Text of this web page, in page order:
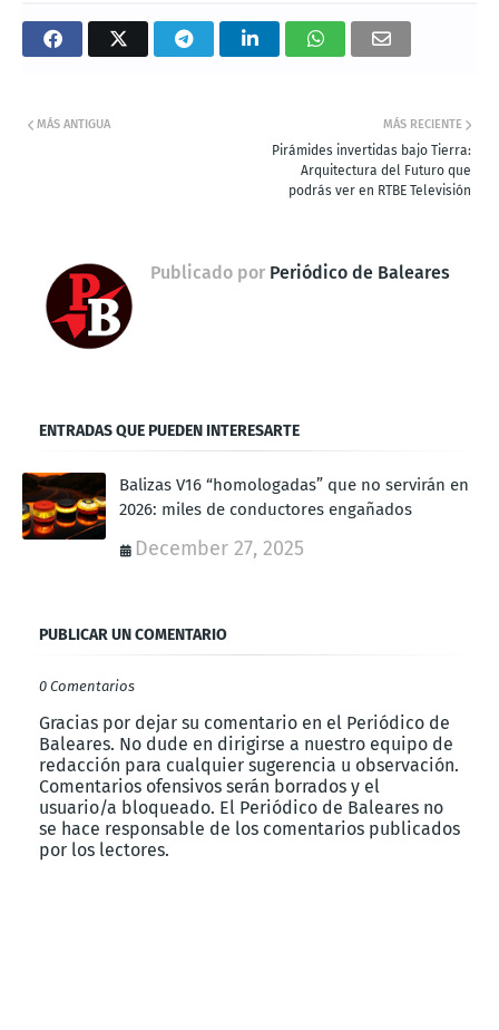
MÁS RECIENTE
Pirámides invertidas bajo Tierra:
Arquitectura del Futuro que
podrás ver en RTBE Televisión
MÁS ANTIGUA
Publicado por Periódico de Baleares
ENTRADAS QUE PUEDEN INTERESARTE
Balizas V16 “homologadas” que no servirán en
2026: miles de conductores engañados
December 27, 2025
PUBLICAR UN COMENTARIO
0 Comentarios
Gracias por dejar su comentario en el Periódico de
Baleares. No dude en dirigirse a nuestro equipo de
redacción para cualquier sugerencia u observación.
Comentarios ofensivos serán borrados y el
usuario/a bloqueado. El Periódico de Baleares no
se hace responsable de los comentarios publicados
por los lectores.